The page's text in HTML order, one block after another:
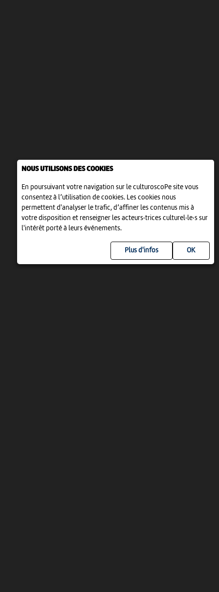
NOUS UTILISONS DES COOKIES
En poursuivant votre navigation sur le culturoscoPe site vous
consentez à l’utilisation de cookies. Les cookies nous
permettent d'analyser le trafic, d’affiner les contenus mis à
votre disposition et renseigner les acteurs·trices culturel·le·s sur
l'intérêt porté à leurs événements.
Plus d'infos